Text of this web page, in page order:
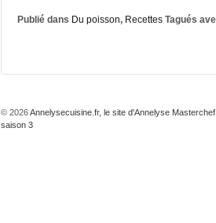
Publié dans Du poisson, Recettes Tagués
© 2026Annelysecuisine.fr, le site d'Annelyse Masterchef
saison 3